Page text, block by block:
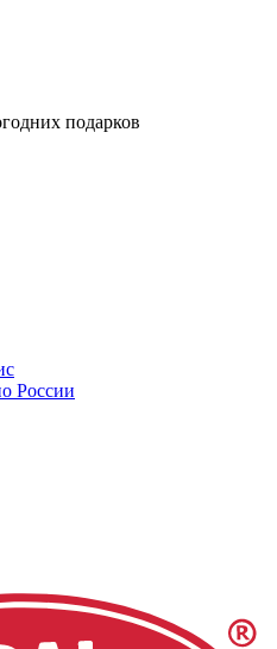
подарков
России